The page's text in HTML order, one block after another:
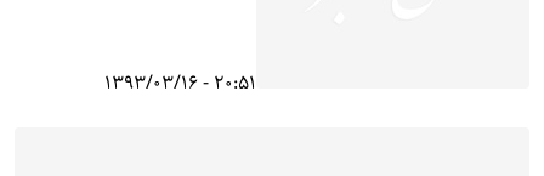
20:51 - 1393/03/16